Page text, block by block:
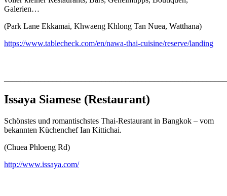
Galerien…
(Park Lane Ekkamai, Khwaeng Khlong Tan Nuea, Watthana)
https://www.tablecheck.com/en/nawa-thai-cuisine/reserve/landing
Issaya Siamese (Restaurant)
Schönstes und romantischstes Thai-Restaurant in Bangkok – vom
bekannten Küchenchef Ian Kittichai.
(Chuea Phloeng Rd)
http://www.issaya.com/